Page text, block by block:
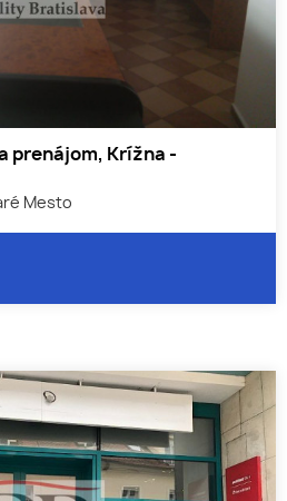
prenájom, Krížna -
Mesto